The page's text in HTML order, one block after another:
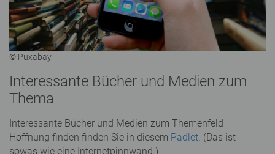
© Puxabay
Interessante Bücher und Medien zum
Thema
Interessante Bücher und Medien zum Themenfeld
Hoffnung finden finden Sie in diesem Padlet. (Das ist
sowas wie eine Internetpinnwand.)